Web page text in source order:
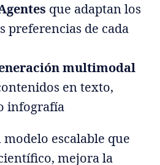
que adaptan los
preferencias de cada
multimodal
en texto,
infografía
escalable que
mejora la